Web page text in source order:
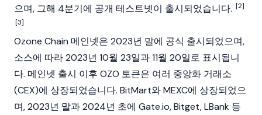
으며, 그해 4분기에 공개 테스트넷이 출시되었습니다. [2]
[3]
Ozone Chain 메인넷은 2023년 말에 공식 출시되었으며,
소스에 따라 2023년 10월 23일과 11월 20일로 표시됩니
다. 메인넷 출시 이후 OZO 토큰은 여러 중앙화 거래소
(CEX)에 상장되었습니다. BitMart와MEXC에 상장되었으
며, 2023년 말과 2024년 초에 Gate.io,Bitget,LBank 등